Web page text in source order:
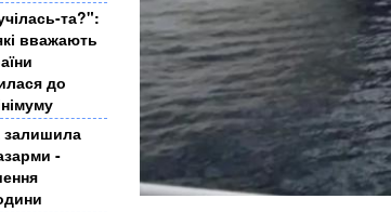
та?":
вважають
до
залишила
-